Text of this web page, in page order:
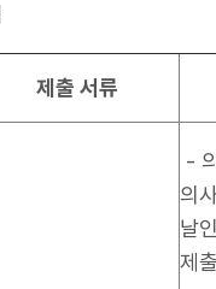
제출 서류
-
의
날
제